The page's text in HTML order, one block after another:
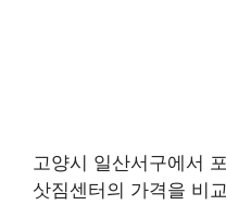
고양시 일산서구에서
삿짐센터의 가격을 비